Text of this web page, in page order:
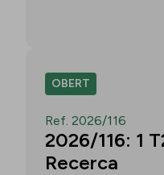
OBERT
Ref. 2026/116
2026/116: 1
Recerca